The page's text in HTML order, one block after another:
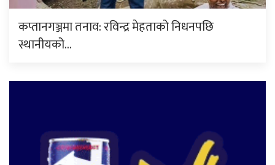
कप्तानगञ्जमा तनाव: रविन्द्र मेहताको निधनपछि
स्थानीयको…